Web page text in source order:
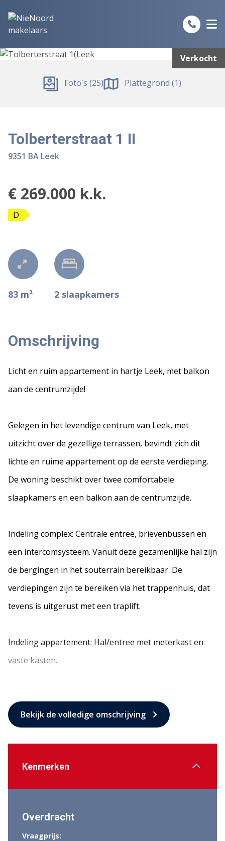
Verkocht
Foto's (25) Plattegrond (1)
Tolberterstraat 1 II
9351 BA Leek
€ 269.000 k.k.
D
83 m² 2 slaapkamers
Omschrijving
Licht en ruim appartement in hartje Leek, met balkon
aan de centrumzijde!
Gelegen in het levendige centrum van Leek, met
uitzicht over de gezellige terrassen, bevindt zich dit
lichte en ruime appartement op de eerste verdieping.
De woning beschikt over twee comfortabele
slaapkamers en een balkon aan de centrumzijde.
Indeling complex: Centrale entree, brievenbussen en
een intercomsysteem. Vanuit deze gezamenlijke hal zijn
de bergingen in het souterrain bereikbaar. De
verdiepingen zijn te bereiken via het trappenhuis, dat
tevens is uitgerust met een traplift.
Indeling appartement: Hal/entree met meterkast en
vaste kasten.
Bekijk de volledige omschrijving
Kenmerken
Overdracht
Vraagprijs: